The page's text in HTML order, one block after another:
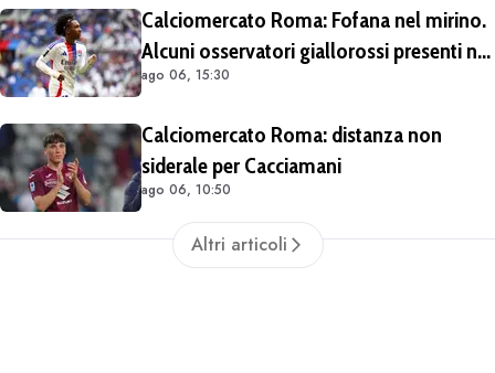
Calciomercato Roma: Fofana nel mirino.
Alcuni osservatori giallorossi presenti nel
match di Champions con il Lione
ago 06, 15:30
Calciomercato Roma: distanza non
siderale per Cacciamani
ago 06, 10:50
Altri articoli